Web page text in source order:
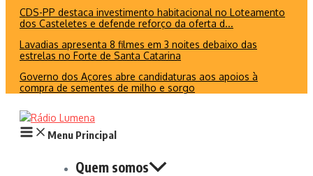
CDS-PP destaca investimento habitacional no Loteamento
dos Casteletes e defende reforço da oferta d...
Lavadias apresenta 8 filmes em 3 noites debaixo das
estrelas no Forte de Santa Catarina
Governo dos Açores abre candidaturas aos apoios à
compra de sementes de milho e sorgo
Menu Principal
Quem somos